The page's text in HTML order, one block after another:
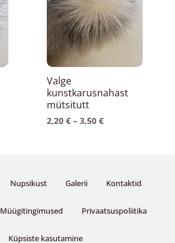
Valge
kunstkarusnahast
mütsitutt
2,20 € – 3,50 €
mitu
varianti.
Valikuid
saab
teha
tootelehel.
Nupsikust Galerii Kontaktid
Müügitingimused Privaatsuspoliitika
Küpsiste kasutamine